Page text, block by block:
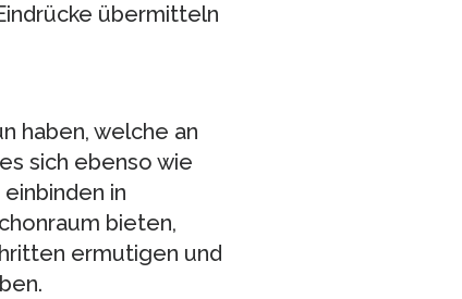
übermitteln
haben, welche an
sich ebenso wie
in
bieten,
ermutigen und